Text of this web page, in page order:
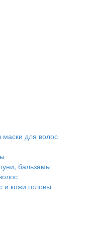
для волос
бальзамы
и кожи головы